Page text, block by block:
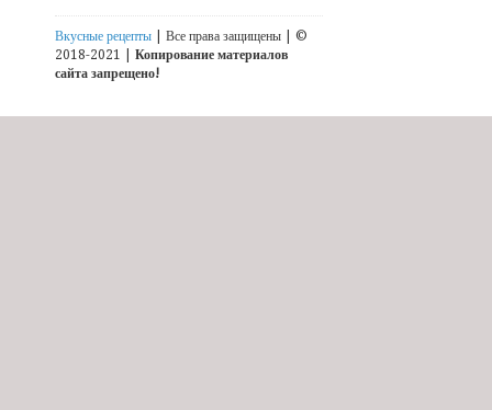
Вкусные рецепты | Все права защищены | ©
2018-2021 | Копирование материалов
сайта запрещено!